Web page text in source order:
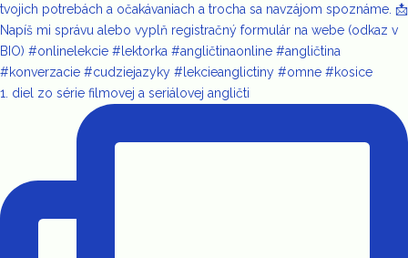
1. diel zo série filmovej a seriálovej angličti